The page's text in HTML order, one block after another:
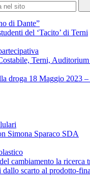
di Dante”
del ‘Tacito’ di Terni
Terni,
droga 18 Maggio 2023
Simona Sparaco SDA
cambiamento la ricerca
dallo scarto al prodotto-